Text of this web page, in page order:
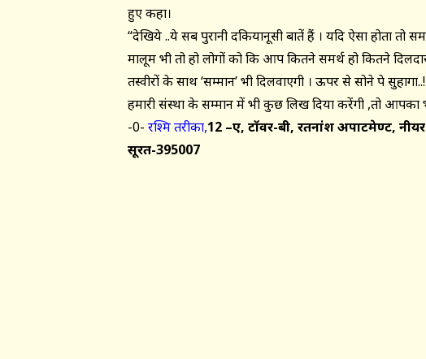
हुए कहा।
“देखिये ..ये सब पुरानी दकियानूसी बातें हैं । यदि ऐसा होता तो
मालूम भी तो हो लोगों को कि आप कितने समर्थ हो कितने
तस्वीरों के साथ ‘सम्मान’ भी दिलवाएगी । ऊपर से सोने पे
हमारी संस्था के सम्मान में भी कुछ लिख दिया करेंगी ,तो आपका
-0- रश्मि तरीका,12 –ए, टॉवर-बी, रतनांश अपार्टमेण्ट,
सूरत-395007